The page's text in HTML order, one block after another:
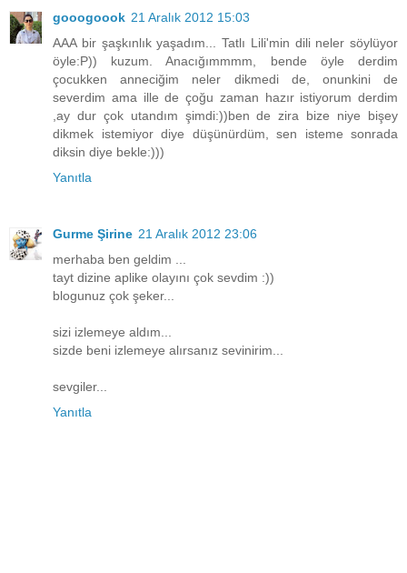
gooogoook 21 Aralık 2012 15:03
AAA bir şaşkınlık yaşadım... Tatlı Lili'min dili neler söylüyor
öyle:P)) kuzum. Anacığımmmm, bende öyle derdim
çocukken anneciğim neler dikmedi de, onunkini de
severdim ama ille de çoğu zaman hazır istiyorum derdim
,ay dur çok utandım şimdi:))ben de zira bize niye bişey
dikmek istemiyor diye düşünürdüm, sen isteme sonrada
diksin diye bekle:)))
Yanıtla
Gurme Şirine 21 Aralık 2012 23:06
merhaba ben geldim ...
tayt dizine aplike olayını çok sevdim :))
blogunuz çok şeker...
sizi izlemeye aldım...
sizde beni izlemeye alırsanız sevinirim...
sevgiler...
Yanıtla